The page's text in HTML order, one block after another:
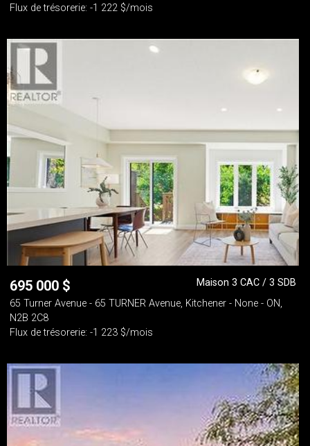
Flux de trésorerie: -1 222 $/mois
695 000 $
Maison 3 CAC / 3 SDB
65 Turner Avenue - 65 TURNER Avenue, Kitchener - None - ON,
N2B 2C8
Flux de trésorerie: -1 223 $/mois